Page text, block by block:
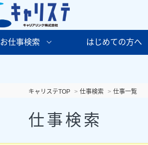
お仕事検索 はじめての方へ
キャリステTOP 仕事検索 仕事一覧
仕事検索